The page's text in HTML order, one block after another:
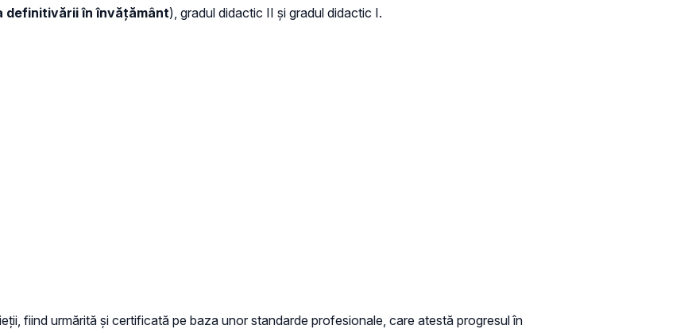
definitivării în învățământ), gradul didactic II și gradul didactic I.
fiind urmărită și certificată pe baza unor standarde profesionale, care atestă progresul în